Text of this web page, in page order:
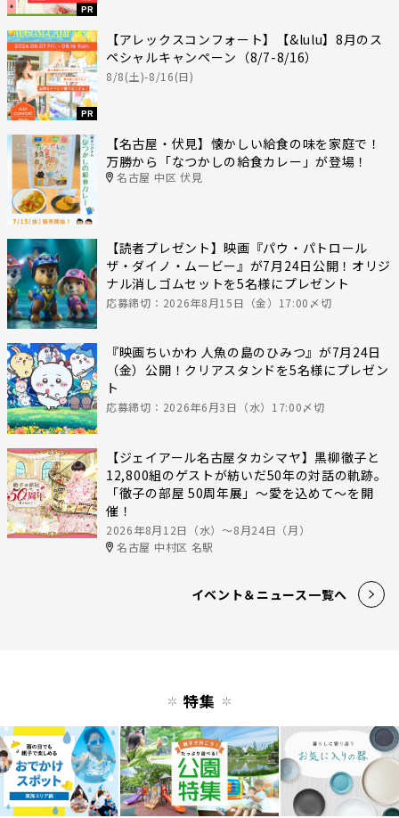
PR
PR
【アレックスコンフォート】【&lulu】8月のス
ペシャルキャンペーン（8/7-8/16）
8/8(土)-8/16(日)
【名古屋・伏見】懐かしい給食の味を家庭で！
万勝から「なつかしの給食カレー」が登場！
名古屋 中区 伏見
【読者プレゼント】映画『パウ・パトロール
ザ・ダイノ・ムービー』が7月24日公開！オリジ
ナル消しゴムセットを5名様にプレゼント
応募締切：2026年8月15日（金）17:00〆切
『映画ちいかわ 人魚の島のひみつ』が7月24日
（金）公開！クリアスタンドを5名様にプレゼン
ト
応募締切：2026年6月3日（水）17:00〆切
【ジェイアール名古屋タカシマヤ】黒柳徹子と
12,800組のゲストが紡いだ50年の対話の軌跡。
「徹子の部屋 50周年展」～愛を込めて～を開
催！
2026年8月12日（水）〜8月24日（月）
名古屋 中村区 名駅
イベント＆ニュース一覧へ
特集